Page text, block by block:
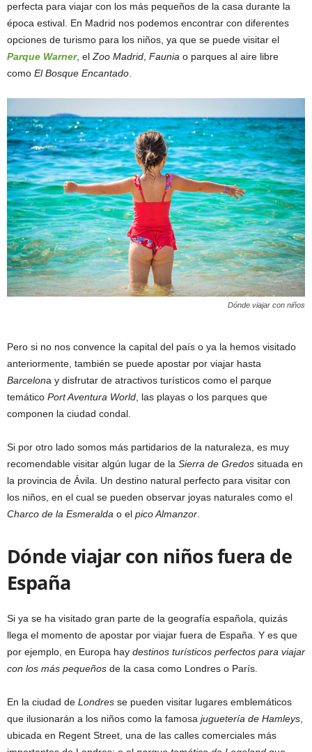
perfecta para viajar con los más pequeños de la casa durante la
época estival. En Madrid nos podemos encontrar con diferentes
opciones de turismo para los niños, ya que se puede visitar el
Parque Warner, el Zoo Madrid Faunia o parques al aire libre
como El Bosque Encantado
Dónde viajar con niños
Pero si no nos convence la capital del país o ya la hemos visitado
anteriormente, también se puede apostar por viajar hasta
Barcelona y disfrutar de atractivos turísticos como el parque
temático Port Aventura World, las playas o los parques que
componen la ciudad condal.
Si por otro lado somos más partidarios de la naturaleza, es muy
recomendable visitar algún lugar de la Sierra de Gredos situada en
la provincia de Ávila. Un destino natural perfecto para visitar con
los niños, en el cual se pueden observar joyas naturales como el
Charco de la Esmeralda o el pico Almanzor.
Dónde viajar con niños fuera de
España
Si ya se ha visitado gran parte de la geografía española, quizás
llega el momento de apostar por viajar fuera de España. Y es que
por ejemplo, en Europa hay destinos turísticos perfectos para viajar
con los más pequeños de la casa como Londres o París.
En la ciudad de Londres se pueden visitar lugares emblemáticos
que ilusionarán a los niños como la famosa juguetería de Hamleys,
ubicada en Regent Street, una de las calles comerciales más